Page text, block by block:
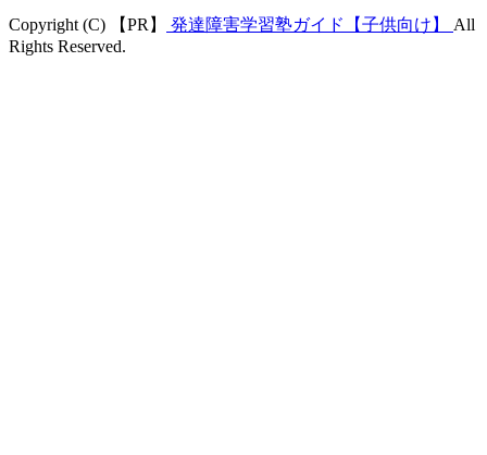
Copyright (C) 【PR】 発達障害学習塾ガイド【子供向け】 All
Rights Reserved.